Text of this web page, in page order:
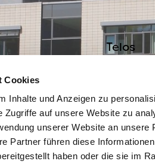
Cookies
Inhalte und Anzeigen zu
Zugriffe auf unsere Website zu
unserer Website an unsere
Partner führen diese
haben oder die sie im
Telos